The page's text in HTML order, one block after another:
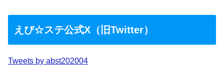
えび☆ステ公式X（旧Twitter）
Tweets by abst202004